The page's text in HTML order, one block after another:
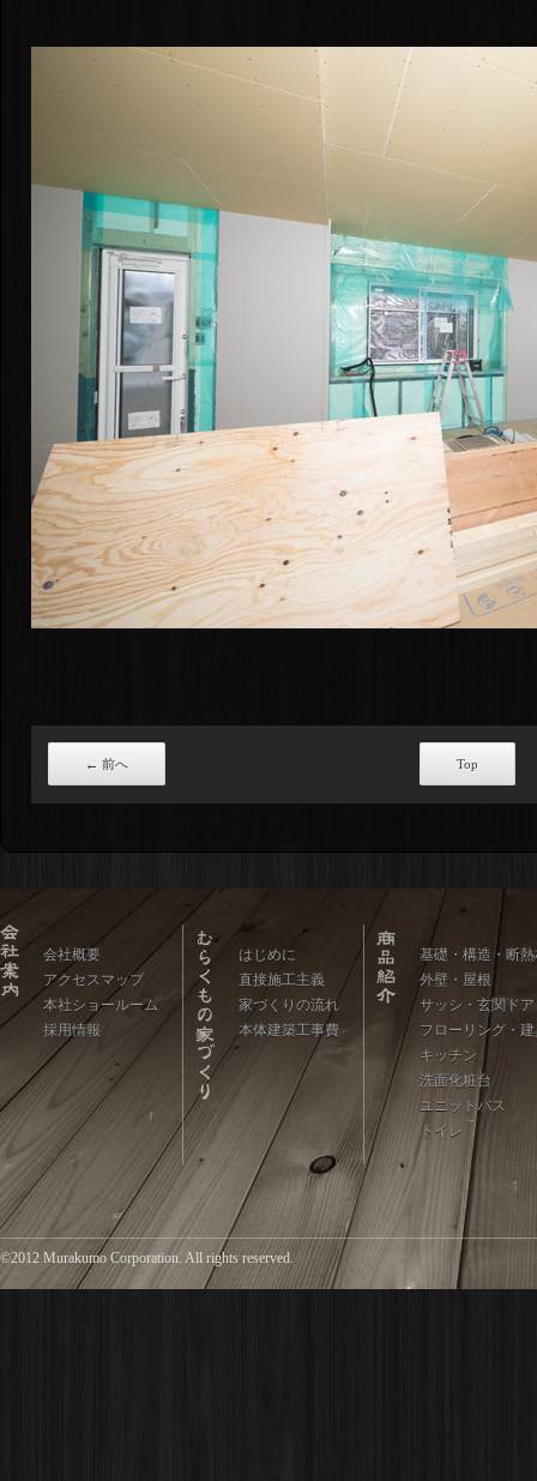
← 前へ Top
会社概要
アクセスマップ
本社ショールーム
採用情報
はじめに
直接施工主義
家づくりの流れ
本体建築工事費
基礎・構造・断
外壁・屋根
サッシ・玄関ドア
フローリング・
キッチン
洗面化粧台
ユニットバス
トイレ
©2012 Murakumo Corporation. All rights reserved.